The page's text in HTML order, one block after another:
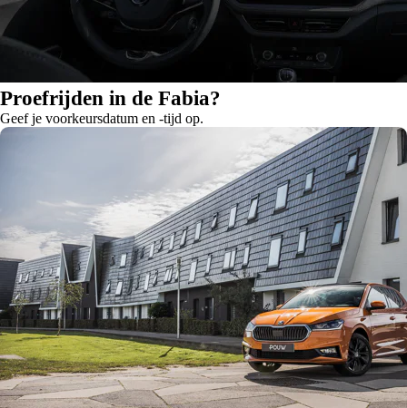
Proefrijden in de Fabia?
Geef je voorkeursdatum en -tijd op.